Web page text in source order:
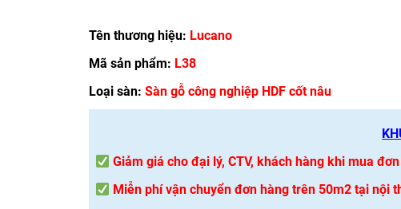
Tên thương hiệu: Lucano
Mã sản phẩm: L38
Loại sàn: Sàn gỗ công nghiệp HDF cốt nâu
Giảm giá cho đại lý, CTV, khách hàng khi mua
Miễn phí vận chuyển đơn hàng trên 50m2 tại nội